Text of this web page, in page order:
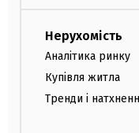
Нерухомість
Аналітика ринку
Купівля житла
Тренди і